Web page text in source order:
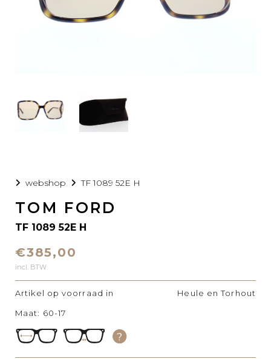
webshop TF 1089 52E H
TOM FORD
TF 1089 52E H
€385,00
incl. BTW
Artikel op voorraad in Heule en Torhout
Maat: 60-17